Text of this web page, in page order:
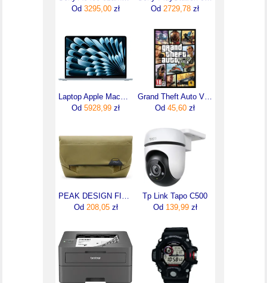
Od 3295,00 zł
Od 2729,78 zł
Od 5928,99 zł
Od 45,60 zł
Od 208,05zł
Tp Link Tapo C500
Od 139,99zł